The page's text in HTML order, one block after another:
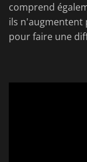
comprend
ils n'augmentent
pour faire une